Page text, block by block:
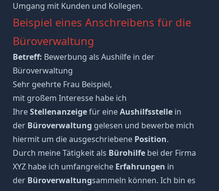
Umgang mit Kunden und Kollegen.
Beispiel eines Anschreibens für die
Büroverwaltung
Betreff: Bewerbung als Aushilfe in der
Büroverwaltung
Sehr geehrte Frau Beispiel,
mit großem Interesse habe ich
IhreStellenanzeigefür eineAushilfsstellein
der Büroverwaltung gelesen und bewerbe mich
hiermit um die ausgeschriebene Position.
Durch meine Tätigkeit als Bürohilfebei der Firma
XYZ habe ich umfangreiche Erfahrungen in
der Büroverwaltungsammeln können. Ich bin es